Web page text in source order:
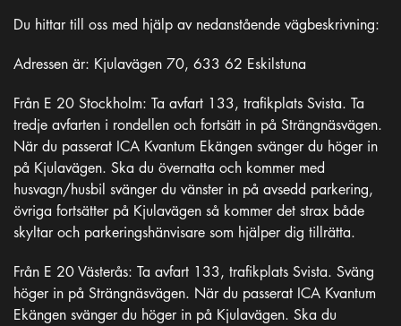
Du hittar till oss med hjälp av nedanstående vägbeskrivning:
Adressen är: Kjulavägen 70, 633 62 Eskilstuna
Från E 20 Stockholm: Ta avfart 133, trafikplats Svista. Ta
tredje avfarten i rondellen och fortsätt in på Strängnäsvägen.
När du passerat ICA Kvantum Ekängen svänger du höger in
på Kjulavägen. Ska du övernatta och kommer med
husvagn/husbil svänger du vänster in på avsedd parkering,
övriga fortsätter på Kjulavägen så kommer det strax både
skyltar och parkeringshänvisare som hjälper dig tillrätta.
Från E 20 Västerås: Ta avfart 133, trafikplats Svista. Sväng
höger in på Strängnäsvägen. När du passerat ICA Kvantum
Ekängen svänger du höger in på Kjulavägen. Ska du